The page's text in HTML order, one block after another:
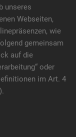
unseres
Webseiten,
wie
gemeinsam
auf die
oder
im Art. 4